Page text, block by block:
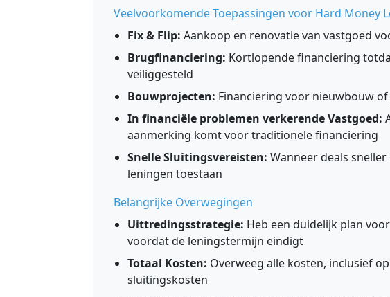
Veelvoorkomende Toepassingen voor Hard Money
Fix & Flip: Aankoop en renovatie van vastgoed
Brugfinanciering: Kortlopende financiering
veiliggesteld
Bouwprojecten: Financiering voor nieuwbouw
In financiële problemen verkerende Vastgoed:
aanmerking komt voor traditionele financiering
Snelle Sluitingsvereisten: Wanneer deals
leningen toestaan
Belangrijke Overwegingen
Uittredingsstrategie: Heb een duidelijk plan
voordat de leningstermijn eindigt
Totaal Kosten: Overweeg alle kosten, inclusief
sluitingskosten